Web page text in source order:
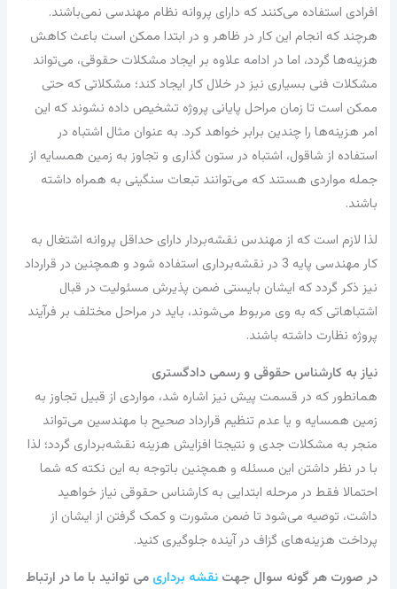
افرادی استفاده می‌کنند که دارای پروانه نظام مهندسی نمی‌باشند.
هرچند که انجام این کار در ظاهر و در ابتدا ممکن است باعث کاهش
هزینه‌ها گردد، اما در ادامه علاوه بر ایجاد مشکلات حقوقی، می‌تواند
مشکلات فنی بسیاری نیز در خلال کار ایجاد کند؛ مشکلاتی که حتی
ممکن است تا زمان مراحل پایانی پروژه تشخیص داده نشوند که این
امر هزینه‌ها را چندین برابر خواهد کرد. به عنوان مثال اشتباه در
استفاده از شاقول، اشتباه در ستون گذاری و تجاوز به زمین همسایه از
جمله مواردی هستند که می‌توانند تبعات سنگینی به همراه داشته
باشند.
لذا لازم است که از مهندس نقشه‌بردار دارای حداقل پروانه اشتغال به
کار مهندسی پایه 3 در نقشه‌برداری استفاده شود و همچنین در قرارداد
نیز ذکر گردد که ایشان بایستی ضمن پذیرش مسئولیت در قبال
اشتباهاتی که به وی مربوط می‌شوند، باید در مراحل مختلف بر فرآیند
پروژه نظارت داشته باشند.
نیاز به کارشناس حقوقی و رسمی دادگستری
همانطور که در قسمت پیش نیز اشاره شد، مواردی از قبیل تجاوز به
زمین همسایه و یا عدم تنظیم قرارداد صحیح با مهندسین می‌تواند
منجر به مشکلات جدی و نتیجتا افزایش هزینه نقشه‌برداری گردد؛ لذا
با در نظر داشتن این مسئله و همچنین باتوجه به این نکته که شما
احتمالا فقط در مرحله ابتدایی به کارشناس حقوقی نیاز خواهید
داشت، توصیه می‌شود تا ضمن مشورت و کمک گرفتن از ایشان از
پرداخت هزینه‌های گزاف در آینده جلوگیری کنید.
در صورت هر گونه سوال جهتنقشه برداری می توانید با ما در ارتباط